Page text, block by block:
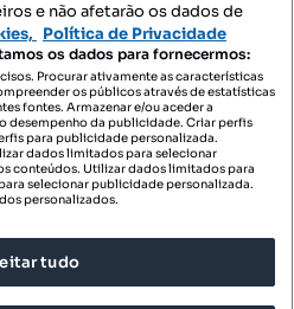
NOS:
NA:
e não afetarão os dados de
Política de Privacidade
os dados para fornecermos:
Procurar ativamente as características
os públicos através de estatísticas
fontes. Armazenar e/ou aceder a
desempenho da publicidade. Criar perfis
para publicidade personalizada.
dados limitados para selecionar
conteúdos. Utilizar dados limitados para
selecionar publicidade personalizada.
personalizados.
tudo